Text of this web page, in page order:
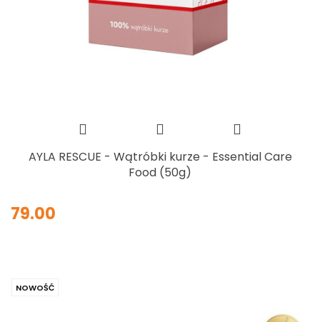
AYLA RESCUE - Wątróbki kurze - Essential Care
Food (50g)
79.00
NOWOŚĆ